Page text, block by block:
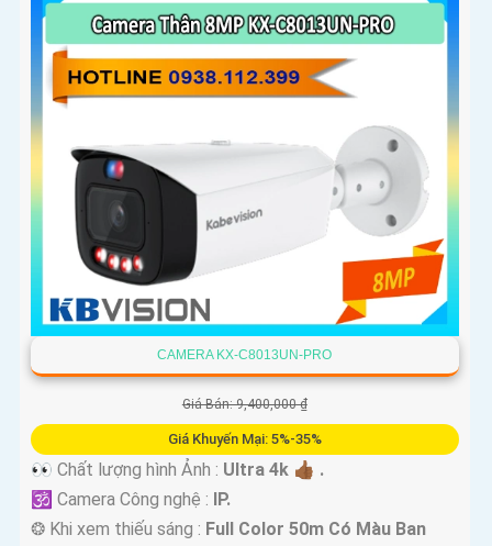
CAMERA KX-C8013UN-PRO
Giá Bán: 9,400,000 ₫
Giá Khuyến Mại: 5%-35%
️
👀 Chất lượng hình Ảnh : Ultra 4k 👍🏾 .
🕉️ Camera Công nghệ : IP.
❂ Khi xem thiếu sáng : Full Color 50m Có Màu Ban